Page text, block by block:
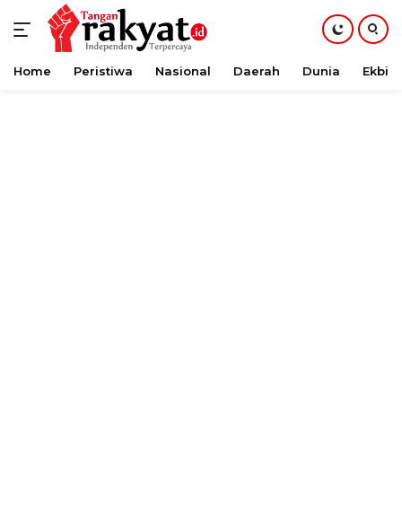
Langsung
Home Peristiwa Nasional Daerah Dunia Ekbis